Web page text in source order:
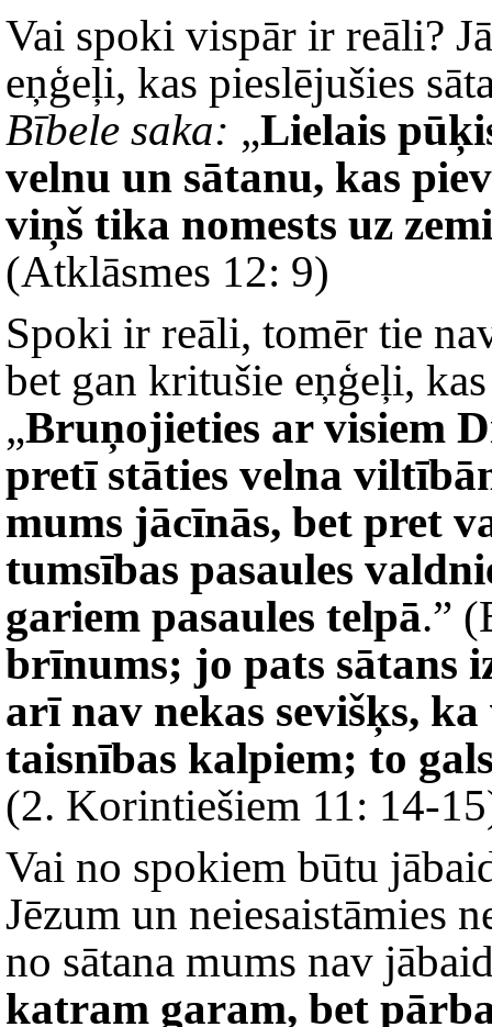
Vai spoki vispār ir reāli?
eņģeļi, kas pieslējušies
Bībele saka: „Lielais
velnu un sātanu, kas
viņš tika nomests uz
(Atklāsmes 12: 9)
Spoki ir reāli, tomēr tie
bet gan kritušie eņģeļi,
„Bruņojieties ar visiem
pretī stāties velna
mums jācīnās, bet pret
tumsības pasaules
gariem pasaules telpā.”
brīnums; jo pats sātans
arī nav nekas sevišķs,
taisnības kalpiem; to
(2. Korintiešiem 11: 14-
Vai no spokiem būtu
Jēzum un neiesaistāmies
no sātana mums nav
katram garam, bet